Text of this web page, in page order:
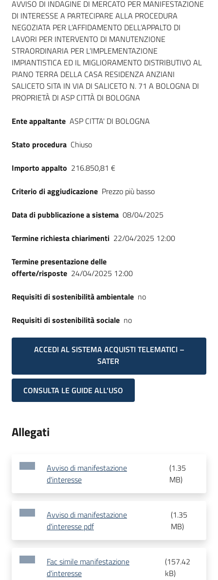
English
site
su
Dati del bando
AVVISO DI INDAGINE DI MERCATO PER MANIFESTAZIONE
DI INTERESSE A PARTECIPARE ALLA PROCEDURA
NEGOZIATA PER L’AFFIDAMENTO DELL’APPALTO DI
LAVORI PER INTERVENTO DI MANUTENZIONE
STRAORDINARIA PER L’IMPLEMENTAZIONE
IMPIANTISTICA ED IL MIGLIORAMENTO DISTRIBUTIVO AL
PIANO TERRA DELLA CASA RESIDENZA ANZIANI
SALICETO SITA IN VIA DI SALICETO N. 71 A BOLOGNA DI
PROPRIETÀ DI ASP CITTÀ DI BOLOGNA
Ente appaltante ASP CITTA' DI BOLOGNA
Stato procedura Chiuso
Importo appalto 216.850,81 €
Criterio di aggiudicazione Prezzo più basso
Data di pubblicazione a sistema 08/04/2025
Termine richiesta chiarimenti 22/04/2025 12:00
Termine presentazione delle
offerte/risposte 24/04/2025 12:00
Requisiti di sostenibilità ambientale no
Requisiti di sostenibilità sociale no
ACCEDI AL SISTEMA ACQUISTI TELEMATICI –
SATER
CONSULTA LE GUIDE ALL'USO
Allegati
Avviso di manifestazione
d'interesse
(1.35
MB)
Avviso di manifestazione
d'interesse pdf
(1.35
MB)
Fac simile manifestazione
d'interesse
(157.42
kB)